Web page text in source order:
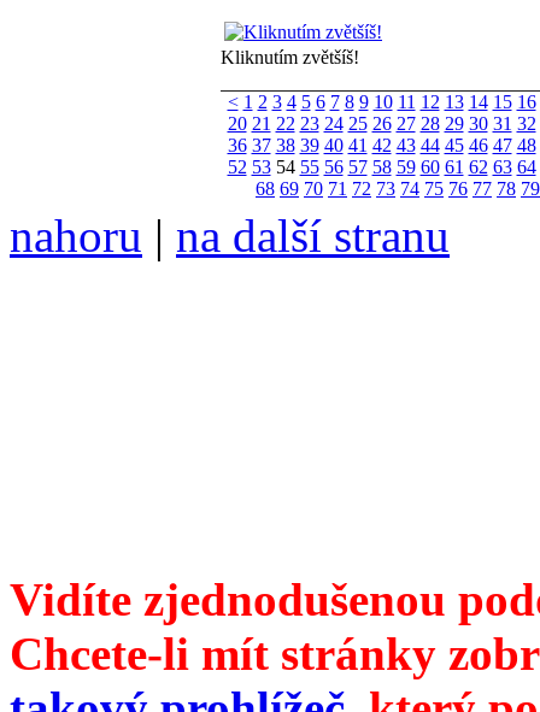
Kliknutím zvětšíš!
< 1 2 3 4 5 6 7 8 9 10 11 12 13 14 15 16
20 21 22 23 24 25 26 27 28 29 30 31 32
36 37 38 39 40 41 42 43 44 45 46 47 48
52 5354 55 56 57 58 59 60 61 62 63 64
68 69 70 71 72 73 74 75 76 77 78 79
nahoru | na další stranu
Vidíte zjednodušenou
Chcete-li mít stránky